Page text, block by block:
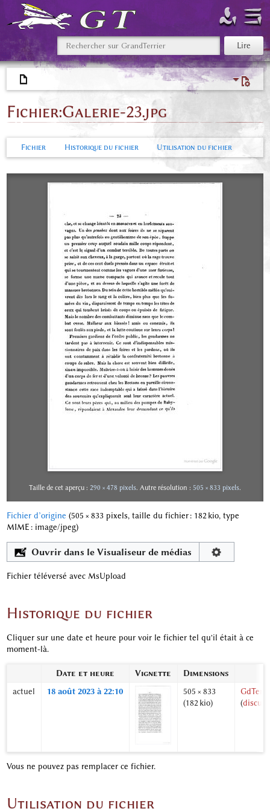
Fichier:Galerie-23.jpg
Fichier Historique du fichier Utilisation du fichier
Taille de cet aperçu : 290 × 478 pixels. Autre résolution : 505 × 833 pixels.
Fichier d’origine (505 × 833 pixels, taille du fichier : 182 kio, type
MIME : image/jpeg)
Ouvrir dans le Visualiseur de médias
Fichier téléversé avec MsUpload
Historique du fichier
Cliquer sur une date et heure pour voir le fichier tel qu'il était à ce
moment-là.
Date et heure Vignette Dimensions
actuel
18 août 2023 à 22:10
505 × 833
(182 kio)
(
Vous ne pouvez pas remplacer ce fichier.
Utilisation du fichier